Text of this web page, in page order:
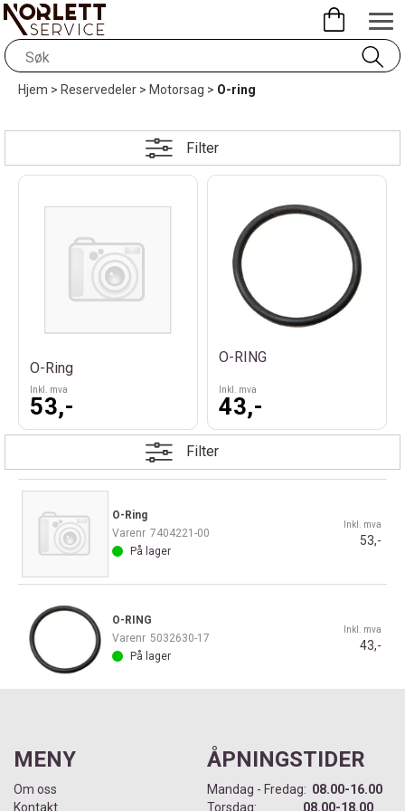
Hjem>Reservedeler>Motorsag>O-ring
Filter
O-Ring
Inkl. mva
53,-
O-RING
Inkl. mva
43,-
Filter
O-Ring
Varenr 7404221-00
På lager
Inkl. mva
53,-
O-RING
Varenr 5032630-17
På lager
Inkl. mva
43,-
MENY
Om oss
Kontakt
ÅPNINGSTIDER
Mandag - Fredag: 08.00-16.00
Torsdag: 08.00-18.00